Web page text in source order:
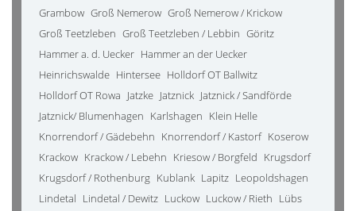
Grambow Groß Nemerow Groß Nemerow / Krickow
Groß Teetzleben Groß Teetzleben / Lebbin Göritz
Hammer a. d. Uecker Hammer an der Uecker
Heinrichswalde Hintersee Holldorf OT Ballwitz
Holldorf OT Rowa Jatzke Jatznick Jatznick / Sandförde
Jatznick/ Blumenhagen Karlshagen Klein Helle
Knorrendorf / Gädebehn Knorrendorf / Kastorf Koserow
Krackow Krackow / Lebehn Kriesow / Borgfeld Krugsdorf
Krugsdorf / Rothenburg Kublank Lapitz Leopoldshagen
Lindetal Lindetal / Dewitz Luckow Luckow / Rieth Lübs